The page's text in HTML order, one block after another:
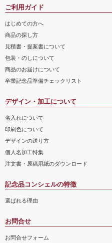
ご利用ガイド
はじめての方へ
商品の探し方
見積書・提案書について
包装・のしについて
商品のお届けについて
卒業記念品準備チェックリスト
デザイン・加工について
名入れについて
印刷色について
デザインの送り方
個人名加工特集
注文書・原稿用紙のダウンロード
記念品コンシェルの特徴
選ばれる理由
お問合せ
お問合せフォーム